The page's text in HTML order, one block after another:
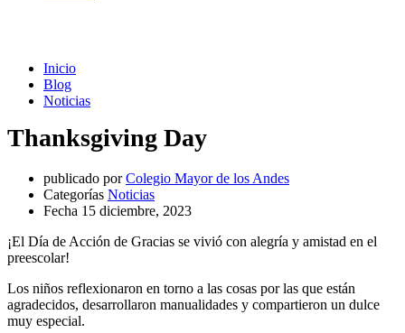
Inicio
Blog
Noticias
Thanksgiving Day
publicado por Colegio Mayor de los Andes
Categorías Noticias
Fecha 15 diciembre, 2023
¡El Día de Acción de Gracias se vivió con alegría y amistad en el
preescolar!
Los niños reflexionaron en torno a las cosas por las que están
agradecidos, desarrollaron manualidades y compartieron un dulce
muy especial.